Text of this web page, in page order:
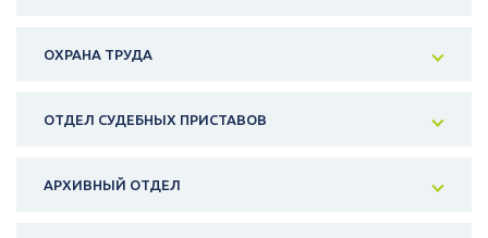
ОХРАНА ТРУДА
ОТДЕЛ СУДЕБНЫХ ПРИСТАВОВ
АРХИВНЫЙ ОТДЕЛ